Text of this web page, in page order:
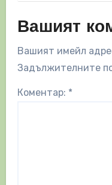
Вашият
Вашият имейл
Задължителните
Коментар: *